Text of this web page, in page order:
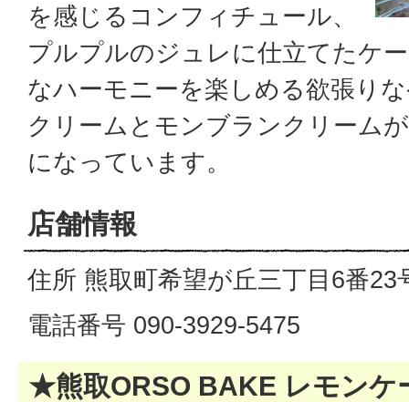
を感じるコンフィチュール、
プルプルのジュレに仕立てたケ
なハーモニーを楽しめる欲張り
クリームとモンブランクリーム
になっています。
店舗情報
住所 熊取町希望が丘三丁目6番23
電話番号 090-3929-5475
★熊取ORSO BAKE レモンケ